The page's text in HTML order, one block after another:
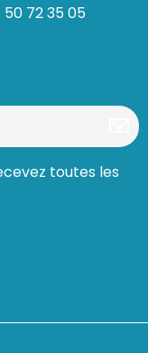
50 72 35 05
toutes les